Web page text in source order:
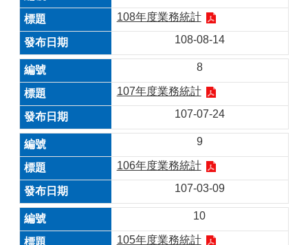
108年度業務統計
108-08-14
8
107年度業務統計
107-07-24
9
106年度業務統計
107-03-09
10
105年度業務統計